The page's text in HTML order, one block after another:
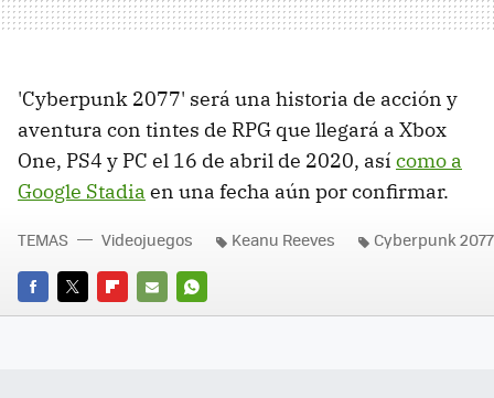
'Cyberpunk 2077' será una historia de acción y
aventura con tintes de RPG que llegará a Xbox
One, PS4 y PC el 16 de abril de 2020, así como a
Google Stadia en una fecha aún por confirmar.
FACEBOOK
TWITTERFLIPBOARD
E-
WHATSAPP
TEMAS Videojuegos Keanu Reeves Cyberpunk 2077